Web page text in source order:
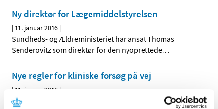
Ny direktør for Lægemiddelstyrelsen
| 11. januar 2016 |
Sundheds- og Ældreministeriet har ansat Thomas
Senderovitz som direktør for den nyoprettede…
Nye regler for kliniske forsøg på vej
| 11. januar 2016 |
Ny EU-forordning om kliniske forsøg med lægemidler er